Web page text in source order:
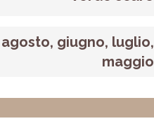
agosto, giugno, luglio,
maggio